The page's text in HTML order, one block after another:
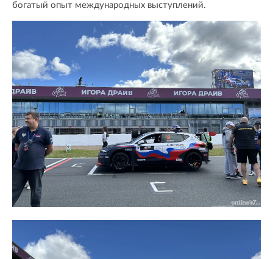
богатый опыт международных выступлений.